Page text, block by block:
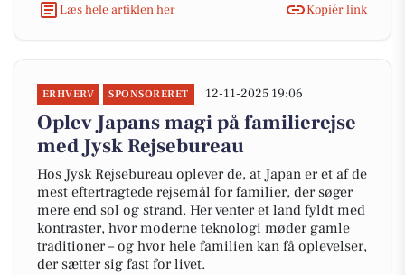
Læs hele artiklen her
Kopiér link
ERHVERV SPONSORERET 12-11-2025 19:06
Oplev Japans magi på familierejse
med Jysk Rejsebureau
Hos Jysk Rejsebureau oplever de, at Japan er et af de
mest eftertragtede rejsemål for familier, der søger
mere end sol og strand. Her venter et land fyldt med
kontraster, hvor moderne teknologi møder gamle
traditioner – og hvor hele familien kan få oplevelser,
der sætter sig fast for livet.